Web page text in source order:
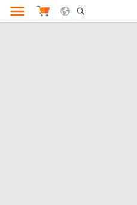
Search Opener Icon